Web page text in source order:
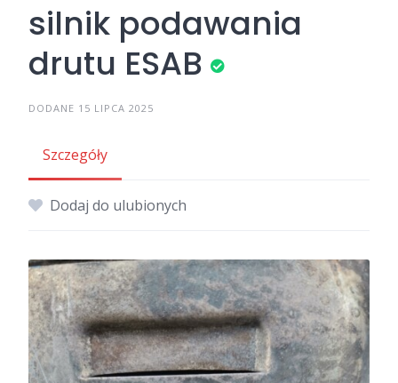
silnik podawania
drutu ESAB
DODANE 15 LIPCA 2025
Szczegóły
Dodaj do ulubionych